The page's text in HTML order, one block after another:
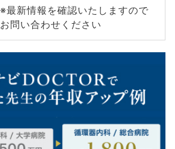
※最新情報を確認いたしますので
お問い合わせください